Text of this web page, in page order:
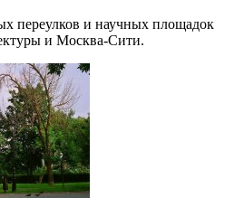
переулков и научных площадок
и Москва-Сити.